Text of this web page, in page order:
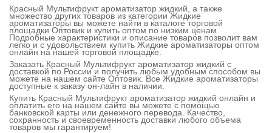
Красный Мультифрукт ароматизатор жидкий, а также
множество других товаров из категории Жидкие
ароматизаторы вы можете найти в каталоге торговой
площадки Оптовик и купить оптом по низким ценам.
Подробные характеристики и описание товаров позволит вам
легко и с удовольствием купить Жидкие ароматизаторы оптом
онлайн на нашей торговой площадке.
Заказать Красный Мультифрукт ароматизатор жидкий с
доставкой по России и получить любым удобным способом вы
можете на нашем сайте Оптовик. Все Жидкие ароматизаторы
доступные к заказу он-лайн в наличии.
Купить Красный Мультифрукт ароматизатор жидкий онлайн и
оплатить его на нашем сайте вы можете с помощью
банковской карты или денежного перевода. Качество,
сохранность и своевременность доставки любого объема
товаров мы гарантируем!